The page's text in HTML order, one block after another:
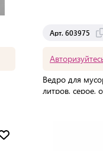
Арт. 603975
Ведро для
литров, серое,